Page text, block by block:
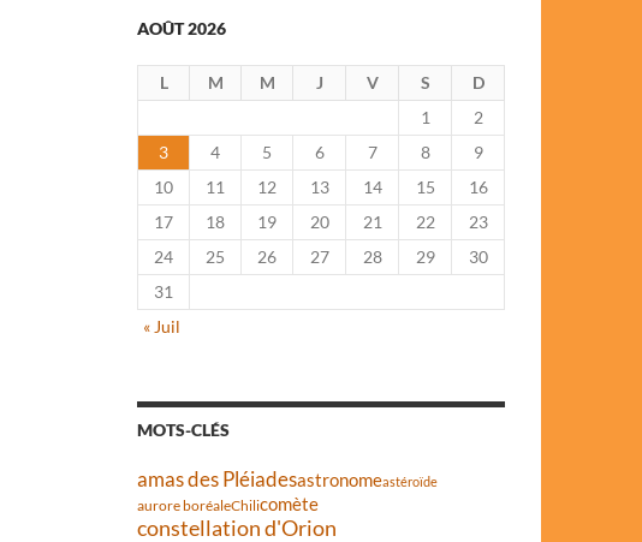
AOÛT 2026
L M M J V S
D
1
2
3
4 5 6 7 8
9
10
11 12 13 14 15
16
17
18 19 20 21 22
23
24
25 26 27 28 29
30
31
« Juil
MOTS-CLÉS
amas des Pléiadesastronomeastéroïde
aurore boréaleChilicomète
constellation d'Orion